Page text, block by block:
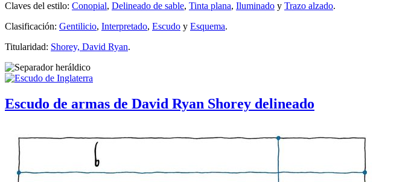
Claves del estilo: Conopial, Delineado de sable, Tinta plana, Iluminado y Trazo alzado.
Clasificación: Gentilicio, Interpretado, Escudo y Esquema.
Titularidad: Shorey, David Ryan.
Escudo de armas de David Ryan Shorey delineado